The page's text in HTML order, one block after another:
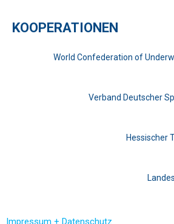
KOOPERATIONEN
World Confederation of
Verband Deutscher
Hessischer
Impressum + Datenschutz